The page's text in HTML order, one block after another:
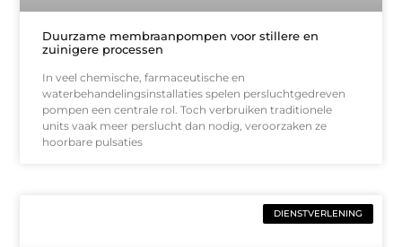
Duurzame membraanpompen voor stillere en
zuinigere processen
In veel chemische, farmaceutische en
waterbehandelingsinstallaties spelen persluchtgedreven
pompen een centrale rol. Toch verbruiken traditionele
units vaak meer perslucht dan nodig, veroorzaken ze
hoorbare pulsaties
DIENSTVERLENING